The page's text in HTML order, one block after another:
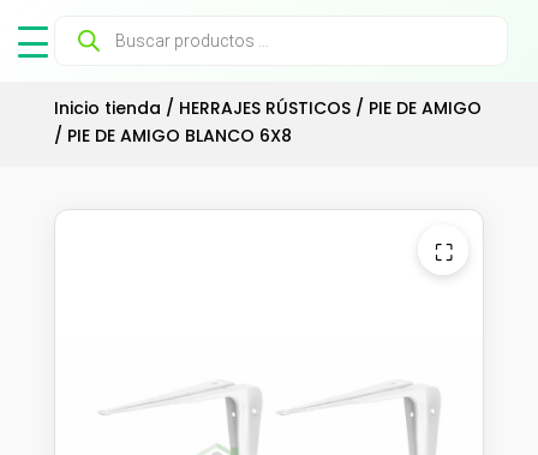
Búsqueda
productos
Inicio tienda / HERRAJES RÚSTICOS/ PIE DE AMIGO
/ PIE DE AMIGO BLANCO 6X8
⛶